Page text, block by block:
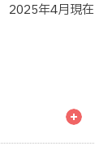
2025年4月現在